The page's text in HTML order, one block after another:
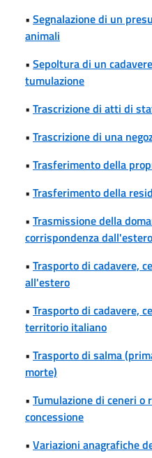
• Segnalazione di un
animali
• Sepoltura di un
tumulazione
• Trascrizione di atti di
• Trascrizione di una
• Trasferimento della
• Trasferimento della
• Trasmissione della
corrispondenza dall'estero
• Trasporto di cadavere,
all'estero
• Trasporto di cadavere,
territorio italiano
• Trasporto di salma
morte)
• Tumulazione di ceneri
concessione
• Variazioni anagrafiche